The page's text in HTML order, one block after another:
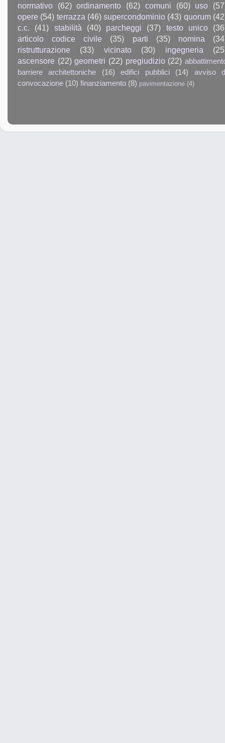
normativo
(62) ordinamento (62) comuni (60) uso
opere (54) terrazza (46) supercondominio (43) quorum
c.c.
(41) stabilità (40) parcheggi (37) testo unico
articolo codice civile
(35) parti (35) nomina
ristrutturazione
(33) vicinato (30) ingegneria
ascensore (22) geometri (22) pregiudizio (22)
barriere architettoniche
(16) edifici pubblici (14)
avviso
convocazione (10) finanziamento (8) pavimentazione (4)